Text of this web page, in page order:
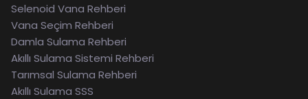
Selenoid Vana Rehberi
Vana Seçim Rehberi
Damla Sulama Rehberi
Akıllı Sulama Sistemi Rehberi
Tarımsal Sulama Rehberi
Akıllı Sulama SSS